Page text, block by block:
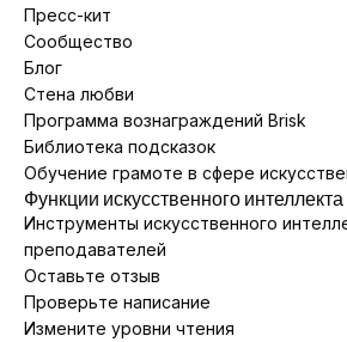
Пресс-кит
Сообщество
Блог
Стена любви
Программа вознаграждений Brisk
Библиотека подсказок
Обучение грамоте в сфере
Функции искусственного интеллекта
Инструменты искусственного
преподавателей
Оставьте отзыв
Проверьте написание
Измените уровни чтения